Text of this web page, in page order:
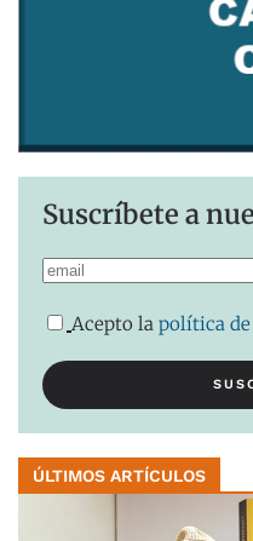
Suscríbete a
Acepto la política
ÚLTIMOS ARTÍCULOS